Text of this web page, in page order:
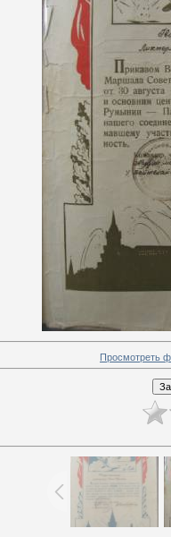
Просмотреть